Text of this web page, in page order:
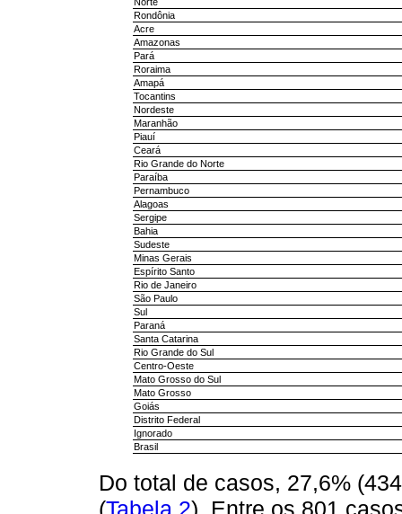
Rondônia
Acre
Amazonas
Pará
Roraima
Amapá
Tocantins
Nordeste
Maranhão
Piauí
Ceará
Rio Grande do Norte
Paraíba
Pernambuco
Alagoas
Sergipe
Bahia
Sudeste
Minas Gerais
Espírito Santo
Rio de Janeiro
São Paulo
Sul
Paraná
Santa Catarina
Rio Grande do Sul
Centro-Oeste
Mato Grosso do Sul
Mato Grosso
Goiás
Distrito Federal
Ignorado
Brasil
Do total de casos, 27,6%
(Tabela 2). Entre os 801